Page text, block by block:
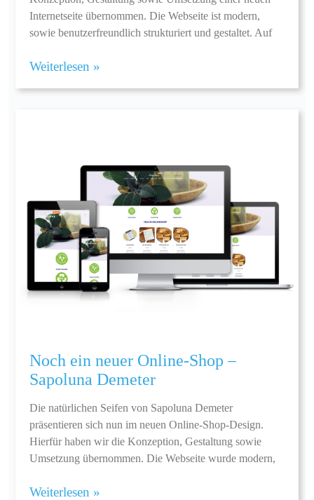
Internetseite übernommen. Die Webseite ist modern,
sowie benutzerfreundlich strukturiert und gestaltet. Auf
Weiterlesen »
Noch ein neuer Online-Shop –
Sapoluna Demeter
Die natürlichen Seifen von Sapoluna Demeter
präsentieren sich nun im neuen Online-Shop-Design.
Hierfür haben wir die Konzeption, Gestaltung sowie
Umsetzung übernommen. Die Webseite wurde modern,
Weiterlesen »